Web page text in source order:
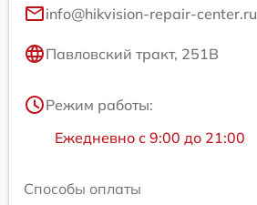
info@hikvision-repair-center.ru
Павловский тракт, 251В
Режим работы:
Ежедневно с 9:00 до 21:00
Способы оплаты